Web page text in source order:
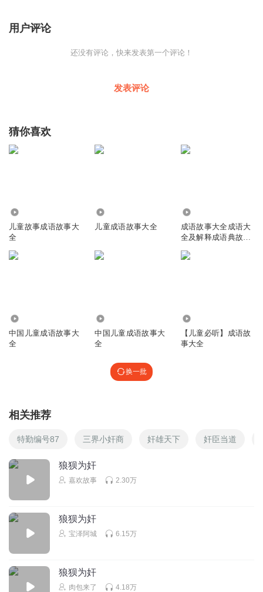
用户评论
还没有评论，快来发表第一个评论！
发表评论
猜你喜欢
儿童故事成语故事大
全
儿童成语故事大全
成语故事大全成语大
全及解释成语典故四
中国儿童成语故事大
全
中国儿童成语故事大
全
【儿童必听】成语故
事大全
换一批
相关推荐
特勤编号87 三界小奸商 奸雄天下 奸臣当道
狼狈为奸
嘉欢故事 2.30万
狼狈为奸
宝泽阿城 6.15万
狼狈为奸
肉包来了 4.18万